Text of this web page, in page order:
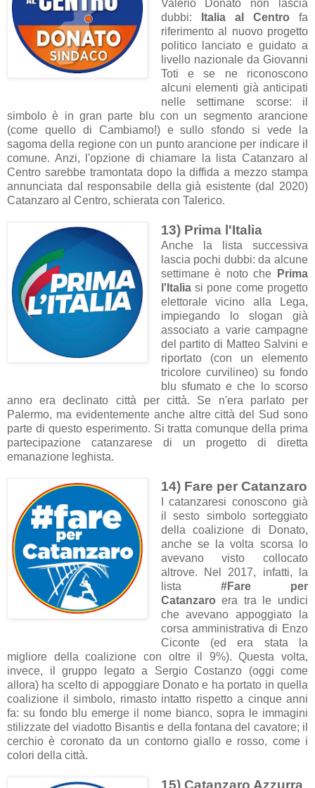
Valerio Donato non lascia
dubbi:
Italia al Centrofa
riferimento al nuovo progetto
politico lanciato e guidato a
livello nazionale da Giovanni
Toti e se ne riconoscono
alcuni elementi già anticipati
nelle settimane scorse: il
simbolo è in gran parte blu con un segmento arancione
(come quello di Cambiamo!) e sullo sfondo si vede la
sagoma della regione con un punto arancione per indicare il
comune. Anzi, l'opzione di chiamare la lista Catanzaro al
Centro sarebbe tramontata dopo la diffida a mezzo stampa
annunciata dal responsabile della già esistente (dal 2020)
Catanzaro al Centro, schierata con Talerico.
13) Prima l'Italia
Anche la lista successiva
lascia pochi dubbi: da alcune
settimane è noto che
Prima
l'Italia si pone come progetto
elettorale vicino alla Lega,
impiegando lo slogan già
associato a varie campagne
del partito di Matteo Salvini e
riportato (con un elemento
tricolore curvilineo) su fondo
blu sfumato e che lo scorso
anno era declinato città per città. Se n'era parlato per
Palermo, ma evidentemente anche altre città del Sud sono
parte di questo esperimento. Si tratta comunque della prima
partecipazione catanzarese di un progetto di diretta
emanazione leghista.
14) Fare per Catanzaro
I catanzaresi conoscono già
il sesto simbolo sorteggiato
della coalizione di Donato,
anche se la volta scorsa lo
avevano visto collocato
altrove. Nel 2017, infatti, la
lista #Fare per
Catanzaro era tra le undici
che avevano appoggiato la
corsa amministrativa di Enzo
Ciconte (ed era stata la
migliore della coalizione con oltre il 9%). Questa volta,
invece, il gruppo legato a Sergio Costanzo (oggi come
allora) ha scelto di appoggiare Donato e ha portato in quella
coalizione il simbolo, rimasto intatto rispetto a cinque anni
fa: su fondo blu emerge il nome bianco, sopra le immagini
stilizzate del viadotto Bisantis e della fontana del cavatore; il
cerchio è coronato da un contorno giallo e rosso, come i
colori della città.
15) Catanzaro Azzurra